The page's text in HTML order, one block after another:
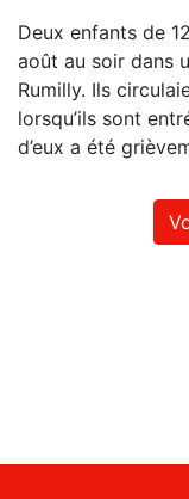
Deux enfants de
août au soir dans
Rumilly. Ils
lorsqu’ils sont
d’eux a été